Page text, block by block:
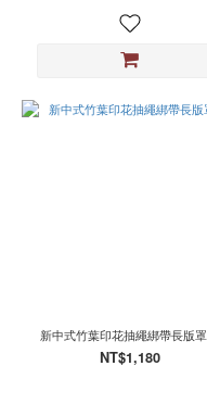
新中式竹葉印花抽繩綁帶長版
NT$1,180